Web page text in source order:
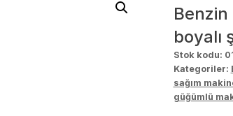
boyalı
Stok kodu:
Kategoriler:
sağım
güğümlü